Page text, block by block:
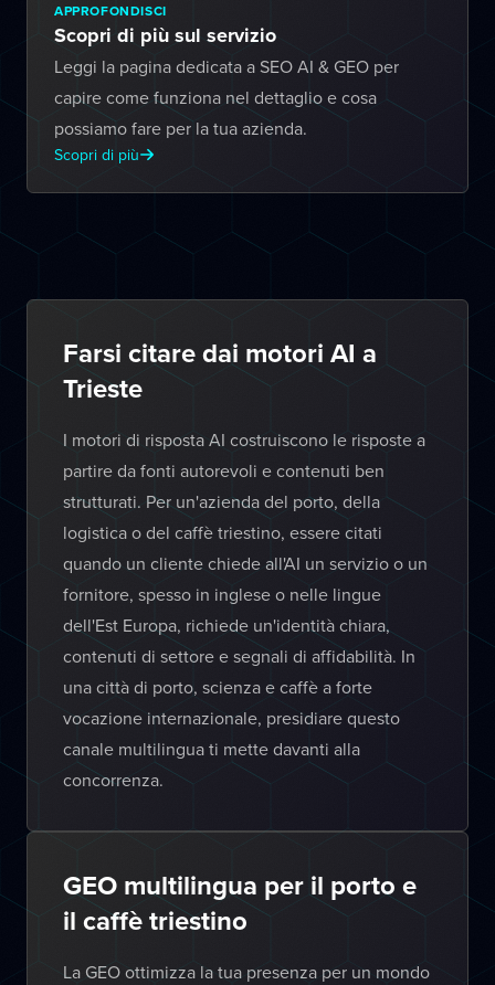
APPROFONDISCI
Scopri di più sul servizio
Leggi la pagina dedicata a SEO AI & GEO per
capire come funziona nel dettaglio e cosa
possiamo fare per la tua azienda.
Scopri di più
Farsi citare dai motori AI a
Trieste
I motori di risposta AI costruiscono le risposte a
partire da fonti autorevoli e contenuti ben
strutturati. Per un'azienda del porto, della
logistica o del caffè triestino, essere citati
quando un cliente chiede all'AI un servizio o un
fornitore, spesso in inglese o nelle lingue
dell'Est Europa, richiede un'identità chiara,
contenuti di settore e segnali di affidabilità. In
una città di porto, scienza e caffè a forte
vocazione internazionale, presidiare questo
canale multilingua ti mette davanti alla
concorrenza.
GEO multilingua per il porto e
il caffè triestino
La GEO ottimizza la tua presenza per un mondo